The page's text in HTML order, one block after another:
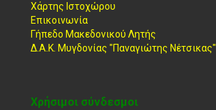
Χάρτης Ιστοχώρου
Επικοινωνία
Γήπεδο Μακεδονικού Λητής
Δ.Α.Κ. Μυγδονίας "Παναγιώτης Νέτσικας"
Χρήσιμοι σύνδεσμοι